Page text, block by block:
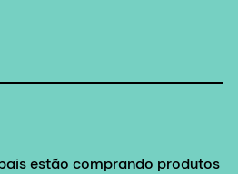
estão comprando produtos